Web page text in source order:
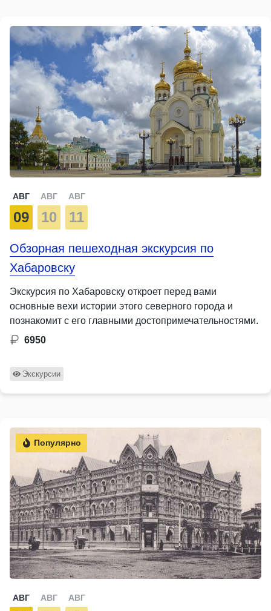
АВГ
09
АВГ
10
АВГ
11
Обзорная пешеходная экскурсия по
Хабаровску
Экскурсия по Хабаровску откроет перед вами
основные вехи истории этого северного города и
познакомит с его главными достопримечательностями.
6950
Экскурсии
Популярно
АВГ АВГ АВГ